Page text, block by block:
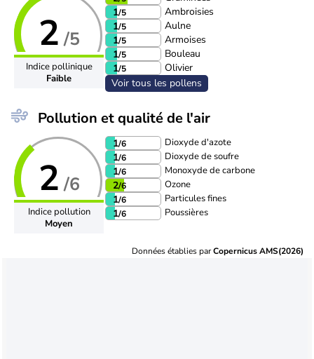
2 /5
Indice pollinique
Faible
1/5
Ambroisies
1/5
Aulne
1/5
Armoises
1/5
Bouleau
1/5
Olivier
Voir tous les pollens
Pollution et qualité de l'air
2 /6
Indice pollution
Moyen
1/6 Dioxyde d'azote
1/6 Dioxyde de soufre
1/6 Monoxyde de carbone
2/6 Ozone
1/6 Particules fines
1/6 Poussières
Données établies parCopernicus AMS(2026)